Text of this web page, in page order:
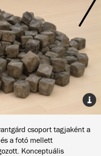
csoport tagjaként a
a fotó mellett
Konceptuális